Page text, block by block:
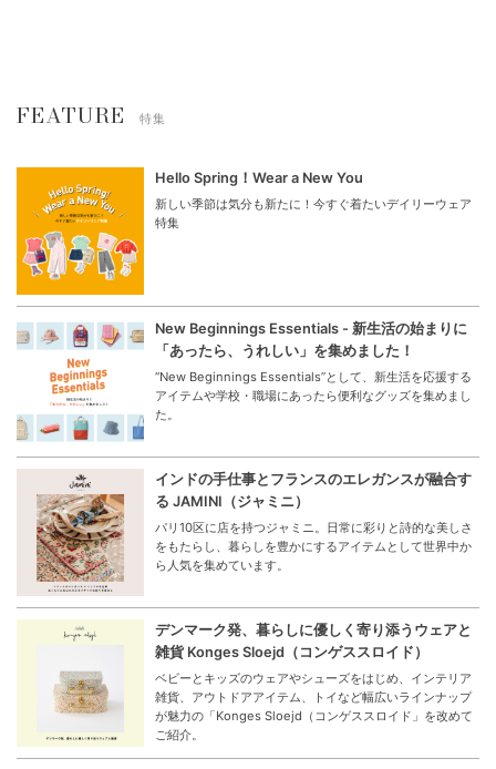
FEATURE 特集
Hello Spring！Wear a New You
新しい季節は気分も新たに！今すぐ着たいデイリーウェア
特集
New Beginnings Essentials - 新生活の始まりに
「あったら、うれしい」を集めました！
“New Beginnings Essentials”として、新生活を応援する
アイテムや学校・職場にあったら便利なグッズを集めまし
た。
インドの手仕事とフランスのエレガンスが融合す
る JAMINI（ジャミニ）
パリ10区に店を持つジャミニ。日常に彩りと詩的な美しさ
をもたらし、暮らしを豊かにするアイテムとして世界中か
ら人気を集めています。
デンマーク発、暮らしに優しく寄り添うウェアと
雑貨 Konges Sloejd（コンゲススロイド）
ベビーとキッズのウェアやシューズをはじめ、インテリア
雑貨、アウトドアアイテム、トイなど幅広いラインナップ
が魅力の「Konges Sloejd（コンゲススロイド」を改めて
ご紹介。